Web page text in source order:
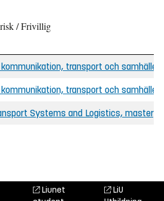
/ Frivillig
transport och samhälle
kommunikation, transport och samhälle
Systems and Logistics,
Liunet
LiU